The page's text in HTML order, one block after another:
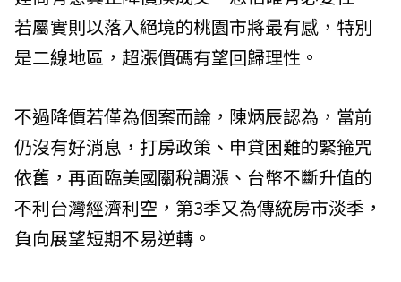
若屬實則以落入絕境的桃園市將最有感，特別
是二線地區，超漲價碼有望回歸理性。
不過降價若僅為個案而論，陳炳辰認為，當前
仍沒有好消息，打房政策、申貸困難的緊箍咒
依舊，再面臨美國關稅調漲、台幣不斷升值的
不利台灣經濟利空，第3季又為傳統房市淡季，
負向展望短期不易逆轉。